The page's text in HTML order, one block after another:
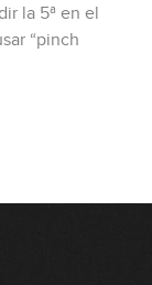
la 5ª en el
“pinch